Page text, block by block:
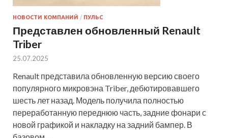
НОВОСТИ КОМПАНИЙ / ПУЛЬС
Представлен обновленный Renault
Triber
25.07.2025
Renault представила обновленную версию своего
популярного микровэна Triber, дебютировавшего
шесть лет назад. Модель получила полностью
переработанную переднюю часть, задние фонари с
новой графикой и накладку на задний бампер. В